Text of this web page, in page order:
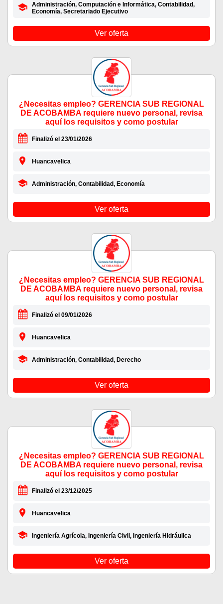
Administración, Computación e Informática, Contabilidad,
Economía, Secretariado Ejecutivo
Ver oferta
¿Necesitas empleo? GERENCIA SUB REGIONAL
DE ACOBAMBA requiere nuevo personal, revisa
aquí los requisitos y como postular
Finalizó el 23/01/2026
Huancavelica
Administración, Contabilidad, Economía
Ver oferta
¿Necesitas empleo? GERENCIA SUB REGIONAL
DE ACOBAMBA requiere nuevo personal, revisa
aquí los requisitos y como postular
Finalizó el 09/01/2026
Huancavelica
Administración, Contabilidad, Derecho
Ver oferta
¿Necesitas empleo? GERENCIA SUB REGIONAL
DE ACOBAMBA requiere nuevo personal, revisa
aquí los requisitos y como postular
Finalizó el 23/12/2025
Huancavelica
Ingeniería Agrícola, Ingeniería Civil, Ingeniería Hidráulica
Ver oferta